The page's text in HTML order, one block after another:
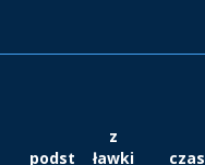
podst
z
ławki
czas